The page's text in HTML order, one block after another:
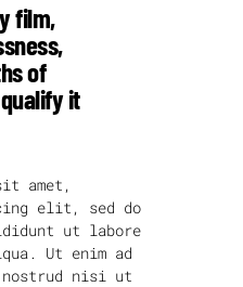
film,
of
it
amet,
elit, sed do
ut labore
Ut enim ad
nostrud nisi ut